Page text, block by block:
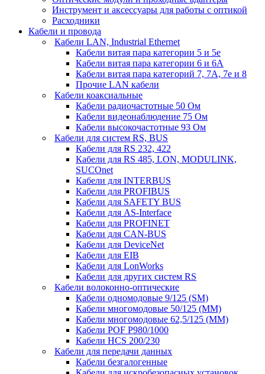
Инструмент и аксессуары для работы с оптикой
Расходники
Кабели и провода
Кабели LAN, Industrial Ethernet
Кабели витая пара категории 5 и 5е
Кабели витая пара категории 6 и 6A
Кабели витая пара категорий 7, 7А, 7е и 8
Прочие LAN кабели
Кабели коаксиальные
Кабели радиочастотные 50 Ом
Кабели видеонаблюдение 75 Ом
Кабели высокочастотные 93 Ом
Кабели для систем RS, BUS
Кабели для RS 232, 422
Кабели для RS 485, LON, MODULINK,
SUCOnet
Кабели для INTERBUS
Кабели для PROFIBUS
Кабели для SAFETY BUS
Кабели для AS-Interface
Кабели для PROFINET
Кабели для CAN-BUS
Кабели для DeviceNet
Кабели для EIB
Кабели для LonWorks
Кабели для других систем RS
Кабели волоконно-оптические
Кабели одномодовые 9/125 (SM)
Кабели многомодовые 50/125 (ММ)
Кабели многомодовые 62,5/125 (ММ)
Кабели POF P980/1000
Кабели HCS 200/230
Кабели для передачи данных
Кабели безгалогенные